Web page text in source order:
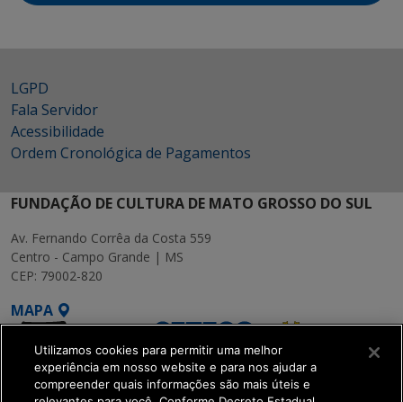
LGPD
Fala Servidor
Acessibilidade
Ordem Cronológica de Pagamentos
FUNDAÇÃO DE CULTURA DE MATO GROSSO DO SUL
Av. Fernando Corrêa da Costa 559
Centro - Campo Grande | MS
CEP: 79002-820
MAPA
Utilizamos cookies para permitir uma melhor
experiência em nosso website e para nos ajudar a
compreender quais informações são mais úteis e